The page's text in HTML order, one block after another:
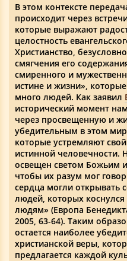
В этом контексте
происходит через
которые выражают
целостность
Христианство,
смягчения его
смиренного и
истине и жизни»,
много людей. Как заявил
исторический момент
через просвещенную и
убедительным в этом
которые устремляют
истинной
освещен светом Божьим
чтобы их разум мог
сердца могли открывать
людей, которых коснулся
людям» (Европа
2005, 63-64). Таким
остается наиболее
христианской веры,
предлагается каждой